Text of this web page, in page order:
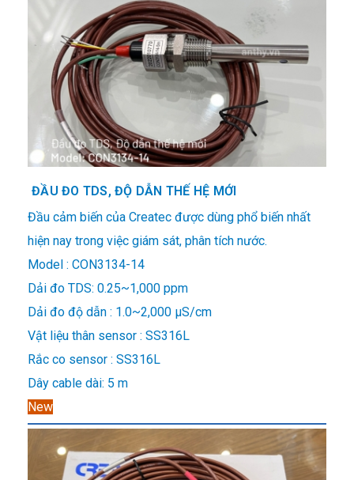
ĐẦU ĐO TDS, ĐỘ DẪN THẾ HỆ MỚI
Đầu cảm biến của Createc được dùng phổ biến nhất
hiện nay trong việc giám sát, phân tích nước.
Model : CON3134-14
Dải đo TDS: 0.25~1,000 ppm
Dải đo độ dẫn : 1.0~2,000 μS/cm
Vật liệu thân sensor : SS316L
Rắc co sensor : SS316L
Dây cable dài: 5 m
New